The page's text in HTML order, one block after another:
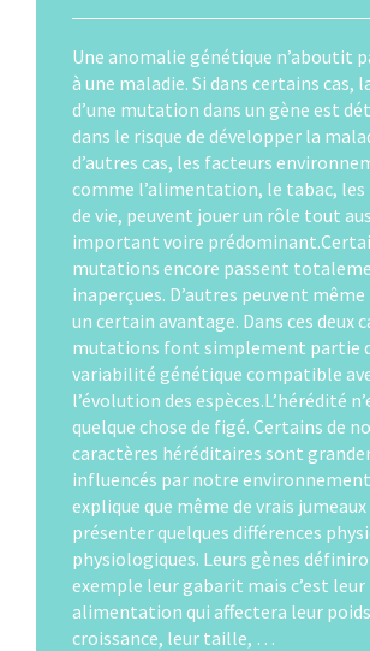
Une anomalie génétique n’aboutit
à une maladie. Si dans certains cas,
d’une mutation dans un gène est
dans le risque de développer la
d’autres cas, les facteurs
comme l’alimentation, le tabac, les
de vie, peuvent jouer un rôle tout
important voire
mutations encore passent
inaperçues. D’autres peuvent
un certain avantage. Dans ces deux
mutations font simplement partie
variabilité génétique compatible
l’évolution des espèces.L’hérédité
quelque chose de figé. Certains de
caractères héréditaires sont
influencés par notre
explique que même de vrais
présenter quelques différences
physiologiques. Leurs gènes
exemple leur gabarit mais c’est leur
alimentation qui affectera leur
croissance, leur taille, …